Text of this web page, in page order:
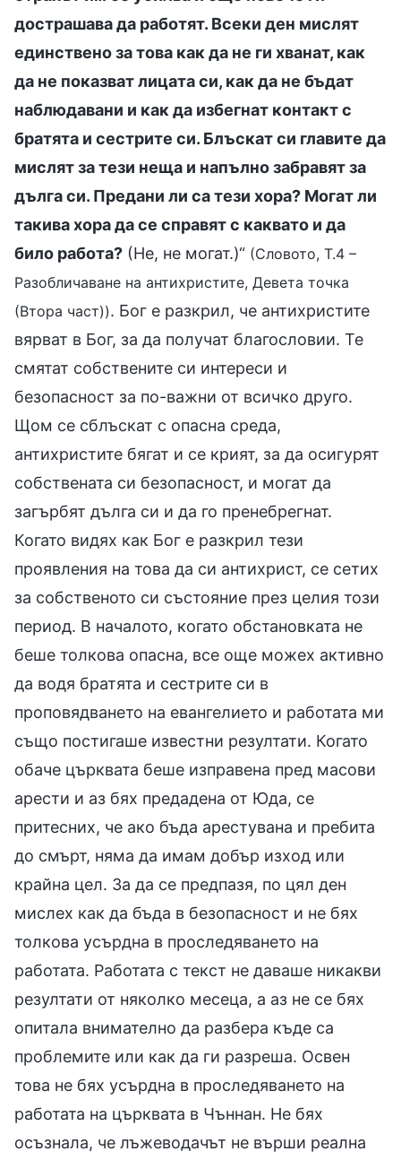
дострашава да работят. Всеки ден мислят
единствено за това как да не ги хванат, как
да не показват лицата си, как да не бъдат
наблюдавани и как да избегнат контакт с
братята и сестрите си. Блъскат си главите да
мислят за тези неща и напълно забравят за
дълга си. Предани ли са тези хора? Могат ли
такива хора да се справят с каквато и да
било работа? (Не, не могат.)“ (Словото, Т.4 –
Разобличаване на антихристите, Девета точка
(Втора част)). Бог е разкрил, че антихристите
вярват в Бог, за да получат благословии. Те
смятат собствените си интереси и
безопасност за по-важни от всичко друго.
Щом се сблъскат с опасна среда,
антихристите бягат и се крият, за да осигурят
собствената си безопасност, и могат да
загърбят дълга си и да го пренебрегнат.
Когато видях как Бог е разкрил тези
проявления на това да си антихрист, се сетих
за собственото си състояние през целия този
период. В началото, когато обстановката не
беше толкова опасна, все още можех активно
да водя братята и сестрите си в
проповядването на евангелието и работата ми
също постигаше известни резултати. Когато
обаче църквата беше изправена пред масови
арести и аз бях предадена от Юда, се
притесних, че ако бъда арестувана и пребита
до смърт, няма да имам добър изход или
крайна цел. За да се предпазя, по цял ден
мислех как да бъда в безопасност и не бях
толкова усърдна в проследяването на
работата. Работата с текст не даваше никакви
резултати от няколко месеца, а аз не се бях
опитала внимателно да разбера къде са
проблемите или как да ги разреша. Освен
това не бях усърдна в проследяването на
работата на църквата в Чъннан. Не бях
осъзнала, че лъжеводачът не върши реална